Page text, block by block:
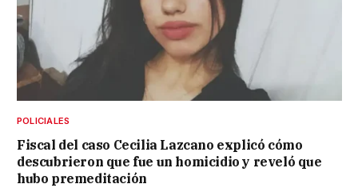
POLICIALES
Fiscal del caso Cecilia Lazcano explicó cómo
descubrieron que fue un homicidio y reveló que
hubo premeditación